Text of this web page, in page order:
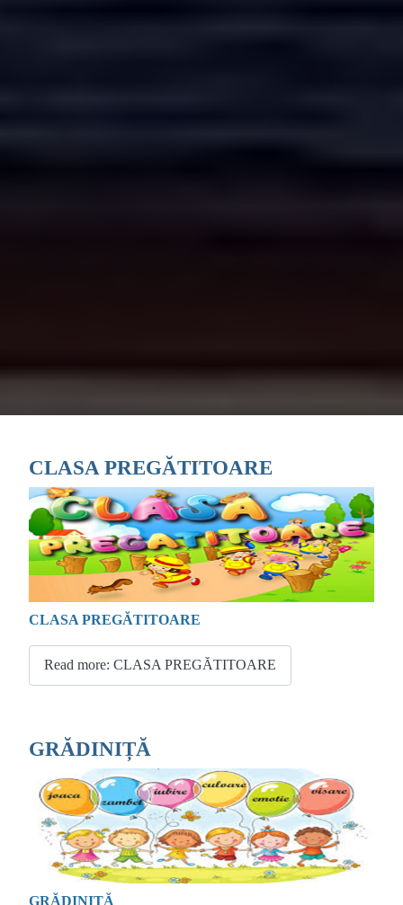
CLASA PREGĂTITOARE
CLASA PREGĂTITOARE
Read more: CLASA PREGĂTITOARE
GRĂDINIȚĂ
GRĂDINIȚĂ